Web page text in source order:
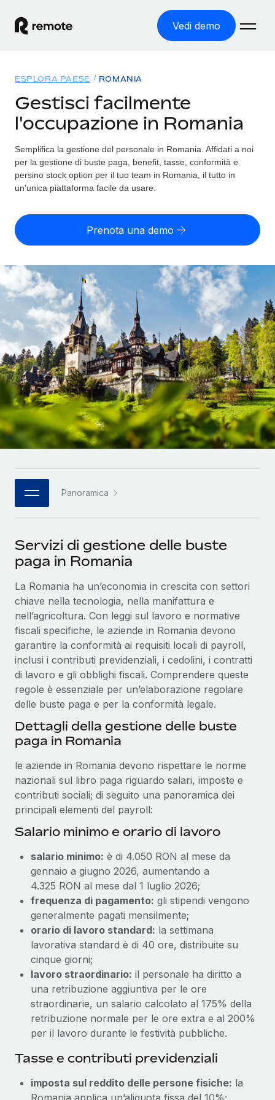
Vedi demo
ASSUMI NEL MONDO
Global Payroll
Gestisci il payroll a norma, in tutta semplicità
Employer of Record
Contractor Management
SERVICES
Chiedi a un esperto
Affidati agli esperti per la gestione HR e la
compliance globale
Soluzioni
COPERTURA GLOBALE
Ricerca paesi
Trova i servizi di supporto all’impiego per ogni Paese
Confronta Remote
Scopri come ci confrontiamo con gli altri
DIVENTA NOSTRO PARTNER
Partner tecnologici strategici
Integra l'HR globale nella tua piattaforma in modo
flessibile
CASE STUDIES
Cultivating a Thriving Remote-First Culture in
Partnership with Remote
At a glance Discover the evolution of TheyDo, a pioneering
journey management platform that has...
Reverse Tech at a glance Health and wellness startup,
Reverse Tech, partnered with Remote to manage...
Maggiori informazioni
Tariffe
English
Nederlands
Français
Deutsch
Español
Italiano
Português (Portugal)
日本語
한국어
中文（简体）
Login
ESPLORA PAESE ROMANIA
Gestisci facilmente
l'occupazione in Romania
Semplifica la gestione del personale in Romania. Affidati a noi
per la gestione di buste paga, benefit, tasse, conformità e
persino stock option per il tuo team in Romania, il tutto in
un'unica piattaforma facile da usare.
Prenota una demo
Panoramica
Servizi di gestione delle buste
paga in Romania
La Romania ha un’economia in crescita con settori
chiave nella tecnologia, nella manifattura e
nell’agricoltura. Con leggi sul lavoro e normative
fiscali specifiche, le aziende in Romania devono
garantire la conformità ai requisiti locali di payroll,
inclusi i contributi previdenziali, i cedolini, i contratti
di lavoro e gli obblighi fiscali. Comprendere queste
regole è essenziale per un’elaborazione regolare
delle buste paga e per la conformità legale.
Dettagli della gestione delle buste
paga in Romania
le aziende in Romania devono rispettare le norme
nazionali sul libro paga riguardo salari, imposte e
contributi sociali; di seguito una panoramica dei
principali elementi del payroll:
Salario minimo e orario di lavoro
salario minimo: è di 4.050 RON al mese da
gennaio a giugno 2026, aumentando a
4.325 RON al mese dal 1 luglio 2026;
frequenza di pagamento: gli stipendi vengono
generalmente pagati mensilmente;
orario di lavoro standard: la settimana
lavorativa standard è di 40 ore, distribuite su
cinque giorni;
lavoro straordinario: il personale ha diritto a
una retribuzione aggiuntiva per le ore
straordinarie, un salario calcolato al 175% della
retribuzione normale per le ore extra e al 200%
per il lavoro durante le festività pubbliche.
Tasse e contributi previdenziali
imposta sul reddito delle persone fisiche: la
Romania applica un’aliquota fissa del 10%;